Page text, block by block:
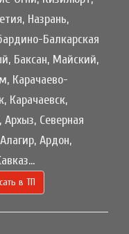
Назрань,
Балкарская
Баксан, Майский,
Карачаево-
Карачаевск,
Северная
Ардон,
в ТП